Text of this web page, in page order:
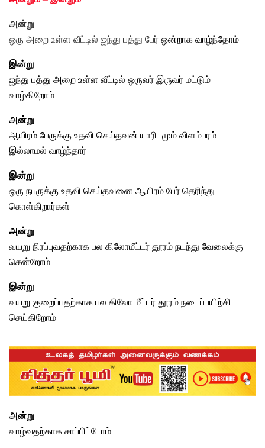
அன்று
ஒரு அறை உள்ள வீட்டில் ஐந்து பத்து பேர்ஒன்றாக வாழ்ந்தோம்
இன்று
ஐந்து பத்து அறை உள்ள வீட்டில் ஒருவர் இருவர் மட்டும்
வாழ்கிறோம்
அன்று
ஆயிரம் பேருக்கு உதவி செய்தவன் யாரிடமும் விளம்பரம்
இல்லாமல் வாழ்ந்தார்
இன்று
ஒரு நபருக்கு உதவி செய்தவனை ஆயிரம் பேர் தெரிந்து
கொள்கிறார்கள்
அன்று
வயறு நிரப்புவதற்காக பல கிலோமீட்டர் தூரம் நடந்து வேலைக்கு
சென்றோம்
இன்று
வயறு குறைப்பதற்காக பல கிலோ மீட்டர் தூரம்நடைப்பயிற்சி
செய்கிறோம்
அன்று
வாழ்வதற்காக சாப்பிட்டோம்